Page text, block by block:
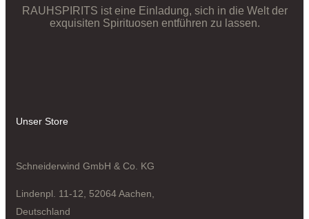
RAUHSPIRITS ist eine Einladung, sich in die Welt der
exquisiten Spirituosen entführen zu lassen.
Unser Store
Schneiderwind GmbH & Co. KG
Lindenpl. 11-12, 52064 Aachen,
Deutschland